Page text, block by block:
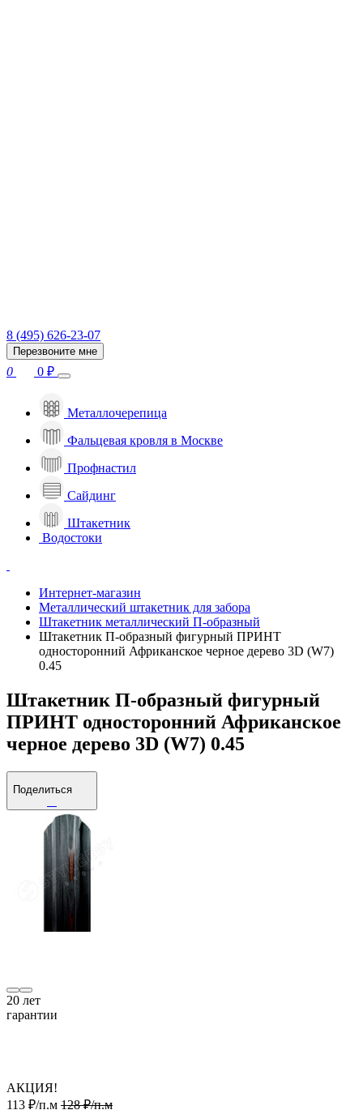
8 (495) 626-23-07
Перезвоните мне
0 0 ₽
Металлочерепица
Фальцевая кровля в Москве
Профнастил
Сайдинг
Штакетник
Водостоки
Интернет-магазин
Металлический штакетник для забора
Штакетник металлический П-образный
Штакетник П-образный фигурный ПРИНТ
односторонний Африканское черное дерево 3D (W7)
0.45
Штакетник П-образный фигурный
ПРИНТ односторонний Африканское
черное дерево 3D (W7) 0.45
Поделиться
20 лет
гарантии
АКЦИЯ!
113 ₽/п.м 128 ₽/п.м